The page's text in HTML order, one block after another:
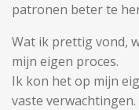
patronen beter te
Wat ik prettig vond,
mijn eigen proces.
Ik kon het op mijn
vaste verwachtingen.